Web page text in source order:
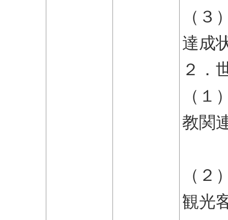
（
達成
２．
（
教関
（
観光